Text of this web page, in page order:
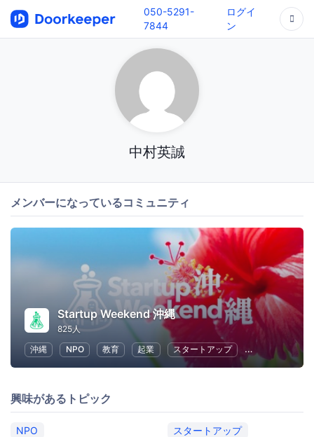
050-5291-
7844
ログイ
ン
中村英誠
メンバーになっているコミュニティ
Startup Weekend 沖縄
825人
沖縄
NPO 教育 起業 スタートアップ ビジネス
興味があるトピック
NPO
スタートアップ